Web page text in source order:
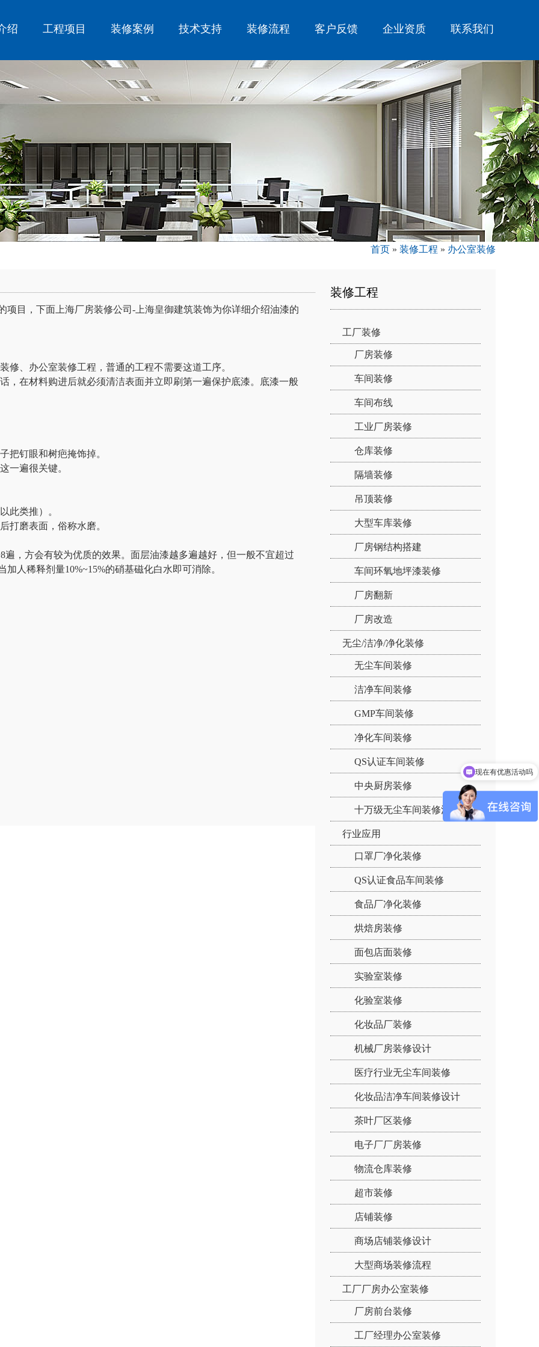
绍 工程项目 装修案例 技术支持 装修流程 客户反馈 企业资质 联系我们
首页 » 装修工程 » 办公室装修
目，下面上海厂房装修公司-上海皇御建筑装饰为你详细介绍油漆的
办公室装修工程，普通的工程不需要这道工序。
在材料购进后就必须清洁表面并立即刷第一遍保护底漆。底漆一般
钉眼和树疤掩饰掉。
遍很关键。
类推）。
磨表面，俗称水磨。
方会有较为优质的效果。面层油漆越多遍越好，但一般不宜超过
人稀释剂量10%~15%的硝基磁化白水即可消除。
装修工程
工厂装修
厂房装修
车间装修
车间布线
工业厂房装修
仓库装修
隔墙装修
吊顶装修
大型车库装修
厂房钢结构搭建
车间环氧地坪漆装修
厂房翻新
厂房改造
无尘/洁净/净化装修
无尘车间装修
洁净车间装修
GMP车间装修
净化车间装修
QS认证车间装修
中央厨房装修
十万级无尘车间装修流程：
行业应用
口罩厂净化装修
QS认证食品车间装修
食品厂净化装修
烘焙房装修
面包店面装修
实验室装修
化验室装修
化妆品厂装修
机械厂房装修设计
医疗行业无尘车间装修
化妆品洁净车间装修设计
茶叶厂区装修
电子厂厂房装修
物流仓库装修
超市装修
店铺装修
商场店铺装修设计
大型商场装修流程
工厂厂房办公室装修
厂房前台装修
工厂经理办公室装修
可以介绍下你们的产品么
现在有优惠活动吗